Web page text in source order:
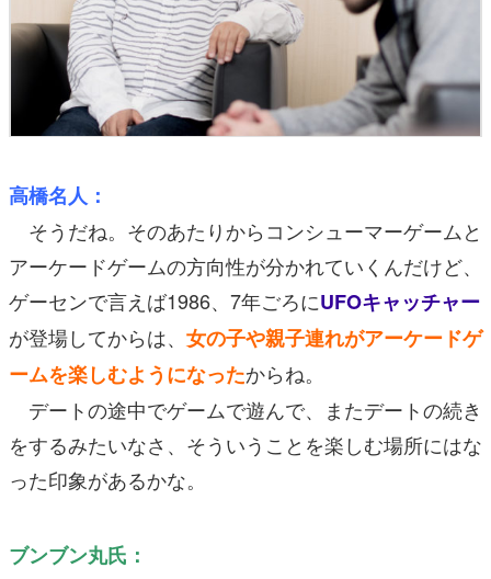
高橋名人：
そうだね。そのあたりからコンシューマーゲームと
アーケードゲームの方向性が分かれていくんだけど、
ゲーセンで言えば1986、7年ごろにUFOキャッチャー
が登場してからは、 女の子や親子連れがアーケードゲ
ームを楽しむようになったからね。
デートの途中でゲームで遊んで、またデートの続き
をするみたいなさ、そういうことを楽しむ場所にはな
った印象があるかな。
ブンブン丸氏：